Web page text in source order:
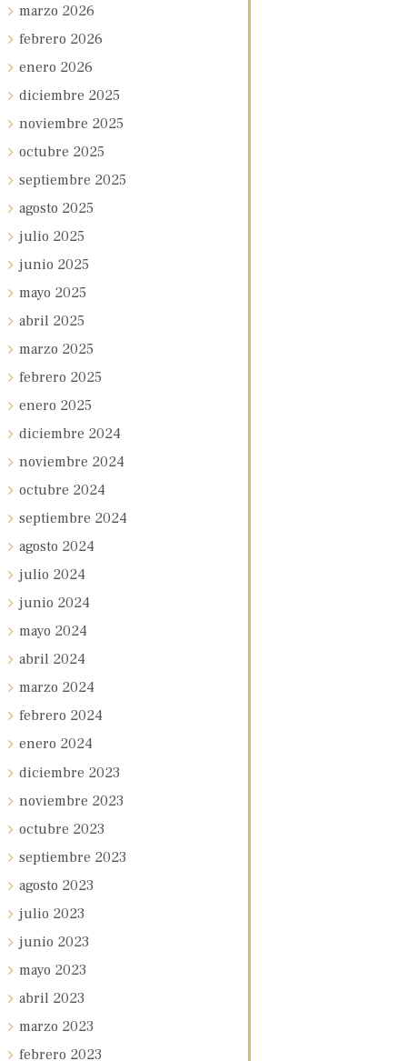
marzo 2026
febrero 2026
enero 2026
diciembre 2025
noviembre 2025
octubre 2025
septiembre 2025
agosto 2025
julio 2025
junio 2025
mayo 2025
abril 2025
marzo 2025
febrero 2025
enero 2025
diciembre 2024
noviembre 2024
octubre 2024
septiembre 2024
agosto 2024
julio 2024
junio 2024
mayo 2024
abril 2024
marzo 2024
febrero 2024
enero 2024
diciembre 2023
noviembre 2023
octubre 2023
septiembre 2023
agosto 2023
julio 2023
junio 2023
mayo 2023
abril 2023
marzo 2023
febrero 2023